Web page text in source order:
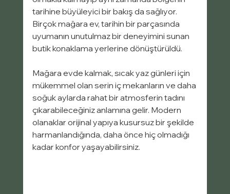
tarihine büyüleyici bir bakış da sağlıyor.
Birçok mağara ev, tarihin bir parçasında
uyumanın unutulmaz bir deneyimini sunan
butik konaklama yerlerine dönüştürüldü.
Mağara evde kalmak, sıcak yaz günleri için
mükemmel olan serin iç mekanların ve daha
soğuk aylarda rahat bir atmosferin tadını
çıkarabileceğiniz anlamına gelir. Modern
olanaklar orijinal yapıya kusursuz bir şekilde
harmanlandığında, daha önce hiç olmadığı
kadar konfor yaşayabilirsiniz.